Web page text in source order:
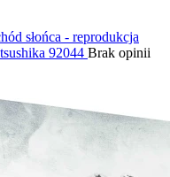
słońca - reprodukcja
92044 Brak opinii